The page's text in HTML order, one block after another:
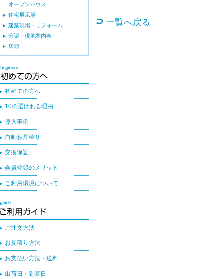
一覧へ戻る
オープンハウス
住宅展示場
建築現場・リフォーム
分譲・現地案内会
店頭
初めての方へ
10の選ばれる理由
導入事例
自動お見積り
交換保証
会員登録のメリット
ご利用環境について
ご注文方法
お見積り方法
お支払い方法・送料
出荷日・到着日